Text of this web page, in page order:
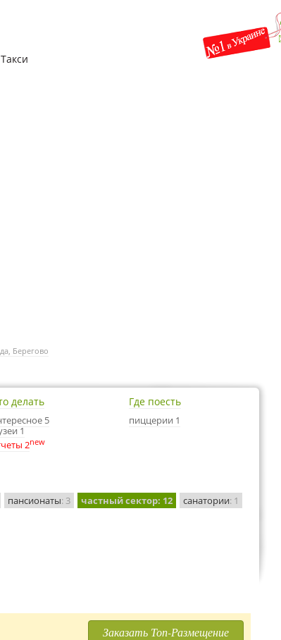
Такси
Берегово
делать
5
1
2new
Где поесть
пиццерии 1
пансионаты: 3 частный сектор: 12 санатории: 1
Заказать Топ-Размещение